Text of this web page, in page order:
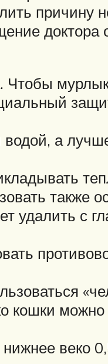
причину
доктора
Чтобы
а
также
с
кошки
веко